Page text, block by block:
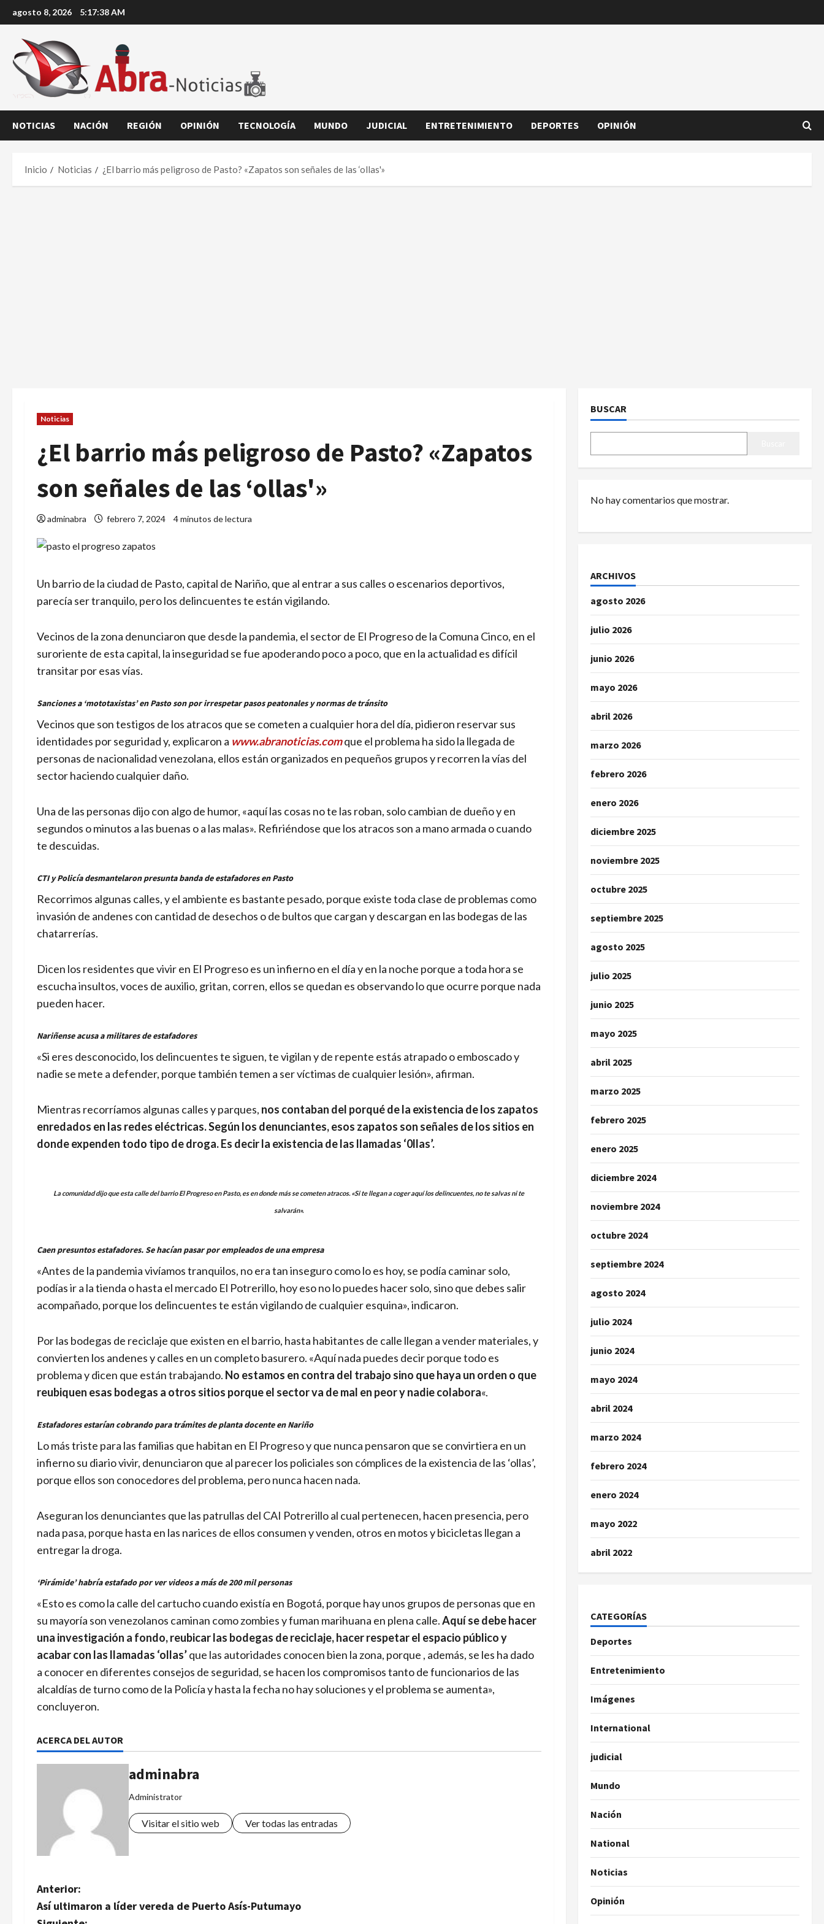
al
contenido
agosto 8, 2026 5:17:39 AM
NOTICIAS NACIÓN REGIÓN OPINIÓN TECNOLOGÍA MUNDO JUDICIAL ENTRETENIMIENTO DEPORTES OPINIÓN
Inicio Noticias ¿El barrio más peligroso de Pasto? «Zapatos son señales de las ‘ollas'»
Noticias
¿El barrio más peligroso de Pasto? «Zapatos
son señales de las ‘ollas'»
adminabra febrero 7, 2024 4 minutos de lectura
Un barrio de la ciudad de Pasto, capital de Nariño, que al entrar a sus calles o escenarios deportivos,
parecía ser tranquilo, pero los delincuentes te están vigilando.
Vecinos de la zona denunciaron que desde la pandemia, el sector de El Progreso de la Comuna Cinco, en el
suroriente de esta capital, la inseguridad se fue apoderando poco a poco, que en la actualidad es difícil
transitar por esas vías.
Sanciones a ‘mototaxistas’ en Pasto son por irrespetar pasos peatonales y normas de tránsito
Vecinos que son testigos de los atracos que se cometen a cualquier hora del día, pidieron reservar sus
identidades por seguridad y, explicaron a www.abranoticias.comque el problema ha sido la llegada de
personas de nacionalidad venezolana, ellos están organizados en pequeños grupos y recorren la vías del
sector haciendo cualquier daño.
Una de las personas dijo con algo de humor, «aquí las cosas no te las roban, solo cambian de dueño y en
segundos o minutos a las buenas o a las malas». Refiriéndose que los atracos son a mano armada o cuando
te descuidas.
CTI y Policía desmantelaron presunta banda de estafadores en Pasto
Recorrimos algunas calles, y el ambiente es bastante pesado, porque existe toda clase de problemas como
invasión de andenes con cantidad de desechos o de bultos que cargan y descargan en las bodegas de las
chatarrerías.
Dicen los residentes que vivir en El Progreso es un infierno en el día y en la noche porque a toda hora se
escucha insultos, voces de auxilio, gritan, corren, ellos se quedan es observando lo que ocurre porque nada
pueden hacer.
Nariñense acusa a militares de estafadores
«Si eres desconocido, los delincuentes te siguen, te vigilan y de repente estás atrapado o emboscado y
nadie se mete a defender, porque también temen a ser víctimas de cualquier lesión», afirman.
Mientras recorríamos algunas calles y parques, nos contaban del porqué de la existencia de los zapatos
enredados en las redes eléctricas. Según los denunciantes, esos zapatos son señales de los sitios en
donde expenden todo tipo de droga. Es decir la existencia de las llamadas ‘0llas’.
La comunidad dijo que esta calle del barrio El Progreso en Pasto, es en donde más se cometen atracos. «Si te llegan a coger aquí los delincuentes, no te salvas ni te
salvarán».
Caen presuntos estafadores. Se hacían pasar por empleados de una empresa
«Antes de la pandemia vivíamos tranquilos, no era tan inseguro como lo es hoy, se podía caminar solo,
podías ir a la tienda o hasta el mercado El Potrerillo, hoy eso no lo puedes hacer solo, sino que debes salir
acompañado, porque los delincuentes te están vigilando de cualquier esquina», indicaron.
Por las bodegas de reciclaje que existen en el barrio, hasta habitantes de calle llegan a vender materiales, y
convierten los andenes y calles en un completo basurero. «Aquí nada puedes decir porque todo es
problema y dicen que están trabajando. No estamos en contra del trabajo sino que haya un orden o que
reubiquen esas bodegas a otros sitios porque el sector va de mal en peor y nadie colabora«.
Estafadores estarían cobrando para trámites de planta docente en Nariño
Lo más triste para las familias que habitan en El Progreso y que nunca pensaron que se convirtiera en un
infierno su diario vivir, denunciaron que al parecer los policiales son cómplices de la existencia de las ‘ollas’,
porque ellos son conocedores del problema, pero nunca hacen nada.
Aseguran los denunciantes que las patrullas del CAI Potrerillo al cual pertenecen, hacen presencia, pero
nada pasa, porque hasta en las narices de ellos consumen y venden, otros en motos y bicicletas llegan a
entregar la droga.
‘Pirámide’ habría estafado por ver videos a más de 200 mil personas
«Esto es como la calle del cartucho cuando existía en Bogotá, porque hay unos grupos de personas que en
su mayoría son venezolanos caminan como zombies y fuman marihuana en plena calle.Aquí se debe hacer
una investigación a fondo, reubicar las bodegas de reciclaje, hacer respetar el espacio público y
acabar con las llamadas ‘ollas’que las autoridades conocen bien la zona, porque , además, se les ha dado
a conocer en diferentes consejos de seguridad, se hacen los compromisos tanto de funcionarios de las
alcaldías de turno como de la Policía y hasta la fecha no hay soluciones y el problema se aumenta»,
concluyeron.
ACERCA DEL AUTOR
adminabra
Administrator
Visitar el sitio web Ver todas las entradas
N
a
Anterior:
Así ultimaron a líder vereda de Puerto Asís-Putumayo
BUSCAR
No hay comentarios que mostrar.
ARCHIVOS
agosto 2026
julio 2026
junio 2026
mayo 2026
abril 2026
marzo 2026
febrero 2026
enero 2026
diciembre 2025
noviembre 2025
octubre 2025
septiembre 2025
agosto 2025
julio 2025
junio 2025
mayo 2025
abril 2025
marzo 2025
febrero 2025
enero 2025
diciembre 2024
noviembre 2024
octubre 2024
septiembre 2024
agosto 2024
julio 2024
junio 2024
mayo 2024
abril 2024
marzo 2024
febrero 2024
enero 2024
mayo 2022
abril 2022
CATEGORÍAS
Deportes
Entretenimiento
Imágenes
International
judicial
Mundo
Nación
National
Noticias
Opinión